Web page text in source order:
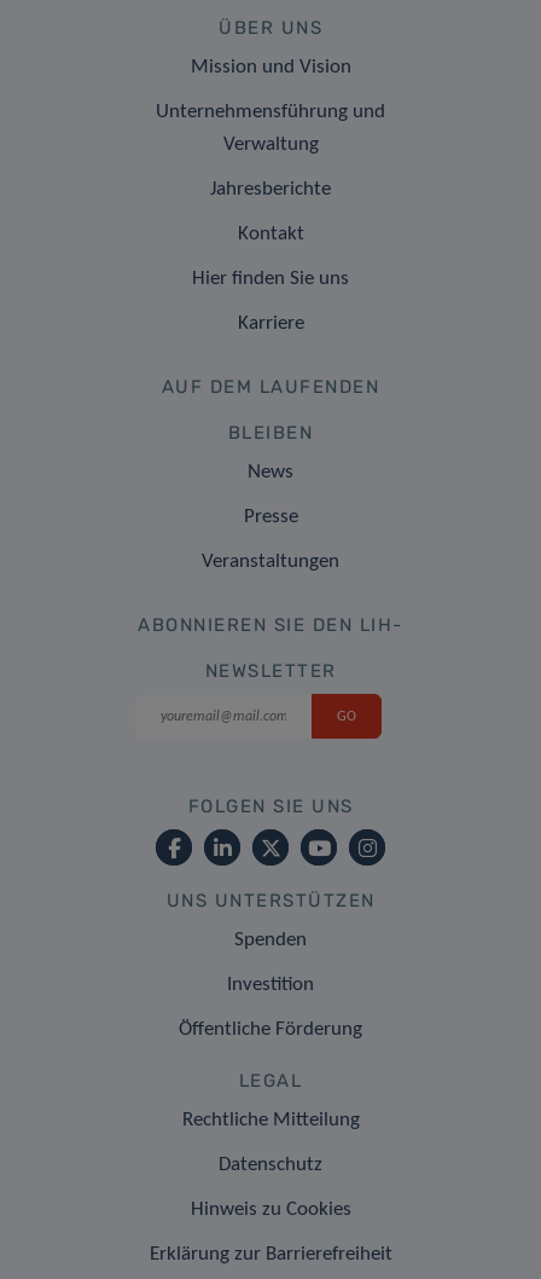
ÜBER UNS
Mission und Vision
Unternehmensführung und
Verwaltung
Jahresberichte
Kontakt
Hier finden Sie uns
Karriere
AUF DEM LAUFENDEN
BLEIBEN
News
Presse
Veranstaltungen
ABONNIEREN SIE DEN LIH-
NEWSLETTER
FOLGEN SIE UNS
UNS UNTERSTÜTZEN
Spenden
Investition
Öffentliche Förderung
LEGAL
Rechtliche Mitteilung
Datenschutz
Hinweis zu Cookies
Erklärung zur Barrierefreiheit